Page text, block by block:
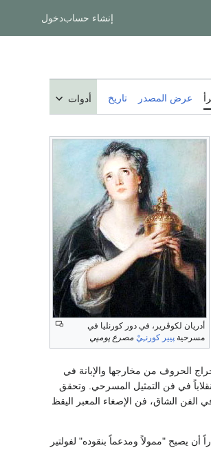
إنشاء حسابدخول
عرض المصدر تاريخ أدوات
أدريان لكوڤرير، في دور كورنليا في
مسرحية پيير كورنـِيْ مصرع پومپي
الحروف من مخارجها والإبانة في
في فن التمثيل المسرحي. وتحقق
الشاق، فن الإصغاء المعبر اليقظ
يصبح "ممولاً ومدعماً بنقوده" لفولتير